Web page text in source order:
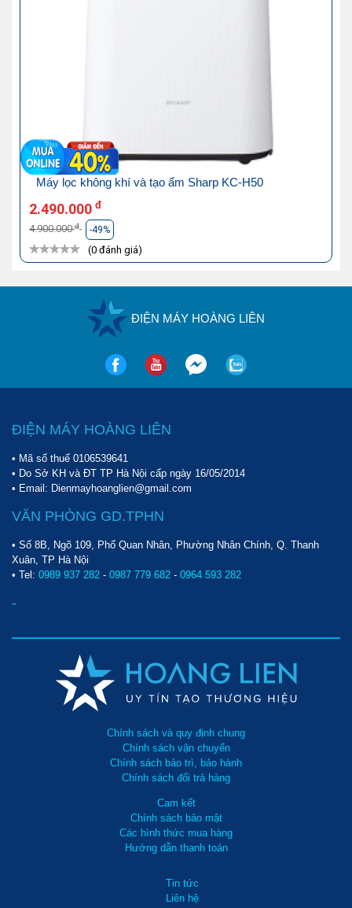
Máy lọc không khí và tạo ẩm Sharp KC-H50
2.490.000 đ
4.900.000đ -49%
(0 đánh giá)
ĐIỆN MÁY HOÀNG LIÊN
ĐIỆN MÁY HOÀNG LIÊN
• Mã số thuế 0106539641
• Do Sở KH và ĐT TP Hà Nội cấp ngày 16/05/2014
• Email: Dienmayhoanglien@gmail.com
VĂN PHÒNG GD.TPHN
• Số 8B, Ngõ 109, Phố Quan Nhân, Phường Nhân Chính, Q. Thanh
Xuân, TP Hà Nội
• Tel: 0989 937 282 - 0987 779 682 - 0964 593 282
-
Chính sách và quy định chung
Chính sách vận chuyển
Chính sách bảo trì, bảo hành
Chính sách đổi trả hàng
Cam kết
Chính sách bảo mật
Các hình thức mua hàng
Hướng dẫn thanh toán
Tin tức
Liên hệ